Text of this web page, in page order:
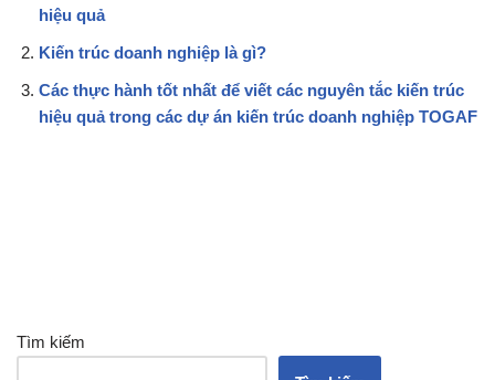
hiệu quả
Kiến trúc doanh nghiệp là gì?
Các thực hành tốt nhất để viết các nguyên tắc kiến trúc
hiệu quả trong các dự án kiến trúc doanh nghiệp TOGAF
Tìm kiếm